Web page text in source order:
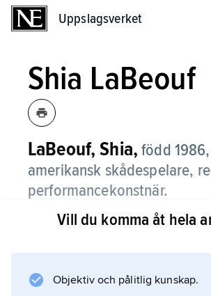
Uppslagsverket
Shia LaBeouf
LaBeouf, Shia, född 1986,
amerikansk skådespelare,
performancekonstnär.
Shia LaBeouf inledde sin
”Constantine” (2005) innan han
Vill du komma åt hela
Objektiv och pålitlig kunskap.